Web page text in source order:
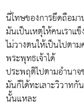
นี่โทษของการยึดถือม
มันเป็นเหตุให้คนเราแ
ไม่วางตนให้เป็นไปตา
พระพุทธเจ้าได้
ประพฤติไปตามอำนา
มันก็ได้ทะเลาะวิวาท
นั้นแหละ